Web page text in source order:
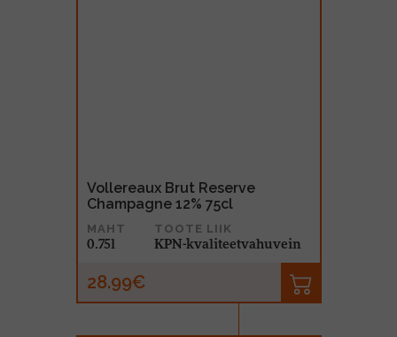
Vollereaux Brut Reserve
Champagne 12% 75cl
MAHT
0.75l
TOOTE LIIK
KPN-kvaliteetvahuvein
28.99€